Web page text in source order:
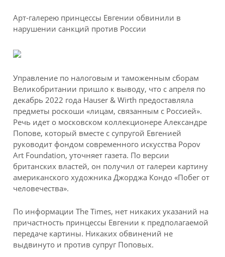
Арт-галерею принцессы Евгении обвинили в
нарушении санкций против России
Управление по налоговым и таможенным сборам
Великобритании пришло к выводу, что с апреля по
декабрь 2022 года Hauser & Wirth предоставляла
предметы роскоши «лицам, связанным с Россией».
Речь идет о московском коллекционере Александре
Попове, который вместе с супругой Евгенией
руководит фондом современного искусства Popov
Art Foundation, уточняет газета. По версии
британских властей, он получил от галереи картину
американского художника Джорджа Кондо «Побег от
человечества».
По информации The Times, нет никаких указаний на
причастность принцессы Евгении к предполагаемой
передаче картины. Никаких обвинений не
выдвинуто и против супруг Поповых.